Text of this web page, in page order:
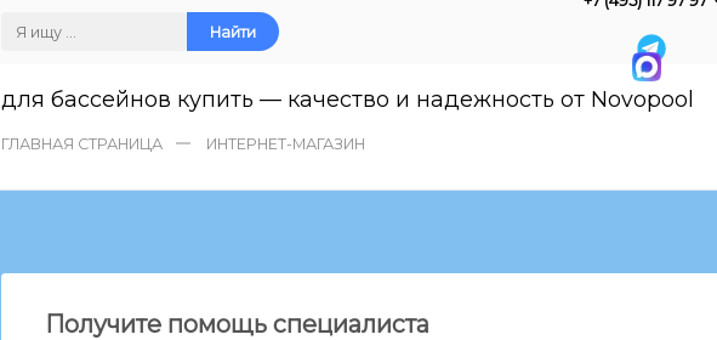
Найти
для бассейнов купить — качество и надежность от Novopool
ГЛАВНАЯ СТРАНИЦА ИНТЕРНЕТ-МАГАЗИН
Получите помощь специалиста